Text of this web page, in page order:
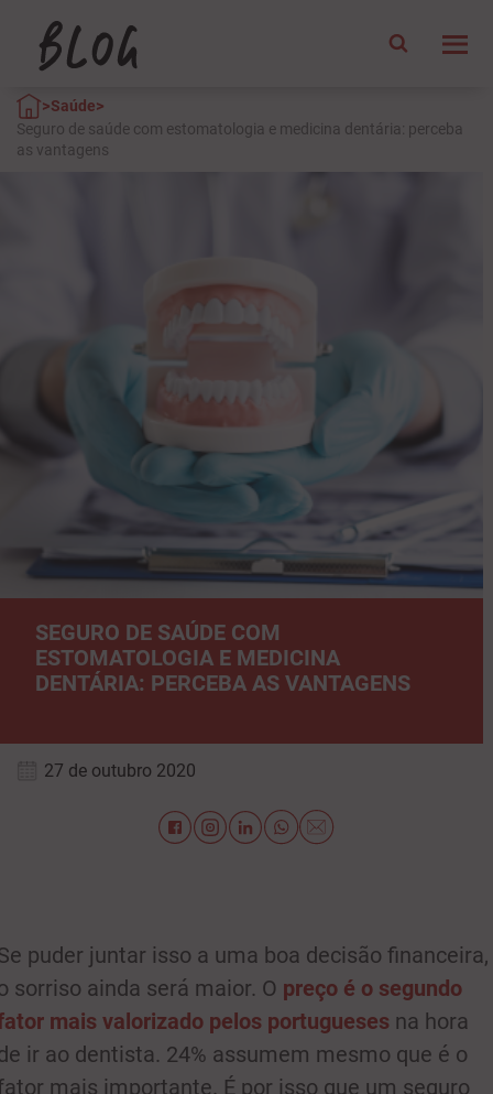
>Saúde>
Seguro de saúde com estomatologia e medicina dentária: perceba
as vantagens
SEGURO DE SAÚDE COM
ESTOMATOLOGIA E MEDICINA
DENTÁRIA: PERCEBA AS VANTAGENS
27 de outubro 2020
puder juntar isso a uma boa decisão financeira,
sorriso ainda será maior. O preço é o segundo
mais valorizado pelos portugueses na hora
ir ao dentista. 24% assumem mesmo que é o
mais importante. É por isso que um seguro